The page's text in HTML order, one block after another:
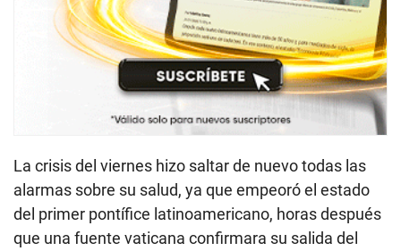
La crisis del viernes hizo saltar de nuevo todas las
alarmas sobre su salud, ya que empeoró el estado
del primer pontífice latinoamericano, horas después
que una fuente vaticana confirmara su salida del